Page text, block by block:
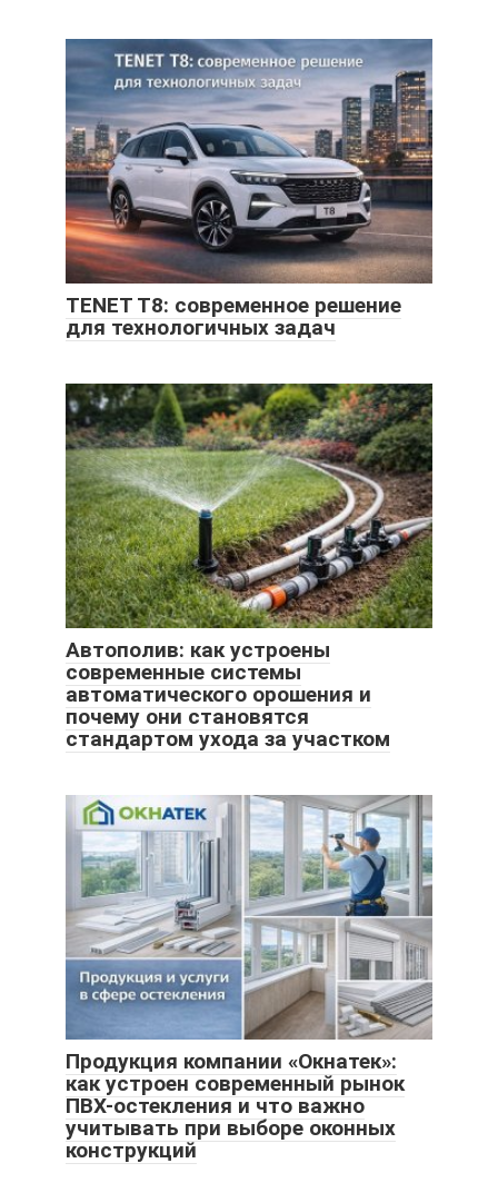
TENET T8: современное решение
для технологичных задач
Автополив: как устроены
современные системы
автоматического орошения и
почему они становятся
стандартом ухода за участком
Продукция компании «Окнатек»:
как устроен современный рынок
ПВХ-остекления и что важно
учитывать при выборе оконных
конструкций